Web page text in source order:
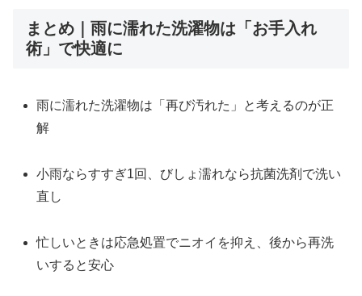
まとめ｜雨に濡れた洗濯物は「お手入れ
術」で快適に
雨に濡れた洗濯物は「再び汚れた」と考えるのが正
解
小雨ならすすぎ1回、びしょ濡れなら抗菌洗剤で洗い
直し
忙しいときは応急処置でニオイを抑え、後から再洗
いすると安心